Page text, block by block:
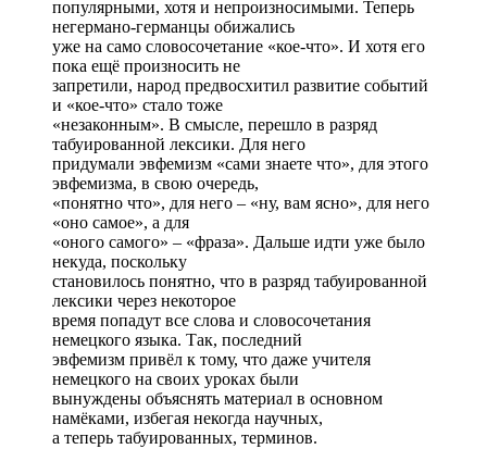
популярными, хотя и непроизносимыми. Теперь
негермано-германцы обижались
уже на само словосочетание «кое-что». И хотя его
пока ещё произносить не
запретили, народ предвосхитил развитие событий
и «кое-что» стало тоже
«незаконным». В смысле, перешло в разряд
табуированной лексики. Для него
придумали эвфемизм «сами знаете что», для этого
эвфемизма, в свою очередь,
«понятно что», для него – «ну, вам ясно», для него
«оно самое», а для
«оного самого» – «фраза». Дальше идти уже было
некуда, поскольку
становилось понятно, что в разряд табуированной
лексики через некоторое
время попадут все слова и словосочетания
немецкого языка. Так, последний
эвфемизм привёл к тому, что даже учителя
немецкого на своих уроках были
вынуждены объяснять материал в основном
намёками, избегая некогда научных,
а теперь табуированных, терминов.